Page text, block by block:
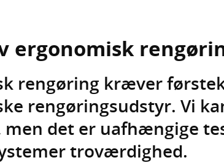
ergonomisk
rengøring kræver
rengøringsudstyr. Vi
men det er uafhængige
troværdighed.